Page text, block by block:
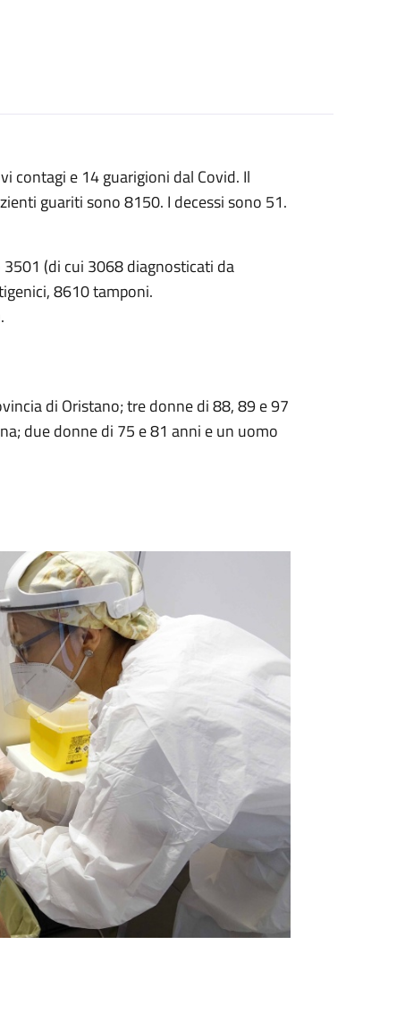
contagi e 14 guarigioni dal Covid. Il
guariti sono 8150. I decessi sono 51.
(di cui 3068 diagnosticati da
8610 tamponi.
di Oristano; tre donne di 88, 89 e 97
due donne di 75 e 81 anni e un uomo